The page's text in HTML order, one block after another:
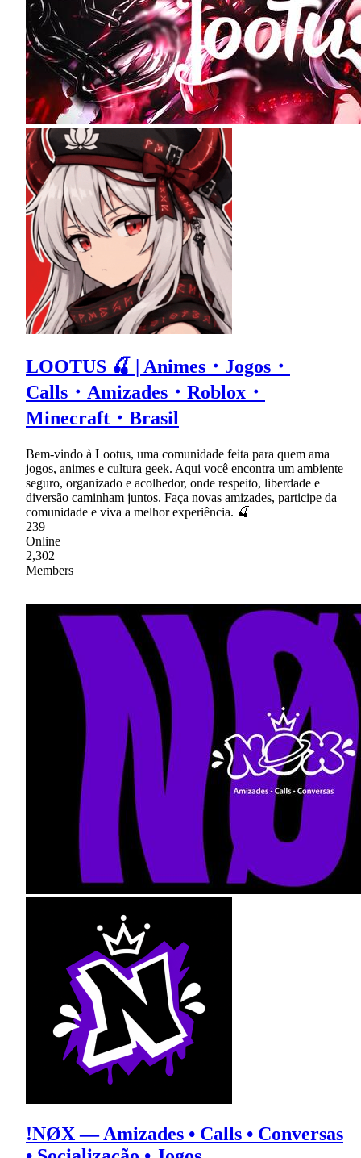
LOOTUS 🍒 | Animes・Jogos・
Calls・Amizades・Roblox・
Minecraft・Brasil
Bem-vindo à Lootus, uma comunidade feita para quem ama
jogos, animes e cultura geek. Aqui você encontra um ambiente
seguro, organizado e acolhedor, onde respeito, liberdade e
diversão caminham juntos. Faça novas amizades, participe da
comunidade e viva a melhor experiência. 🍒
239
Online
2,302
Members
!NØX — Amizades • Calls • Conversas